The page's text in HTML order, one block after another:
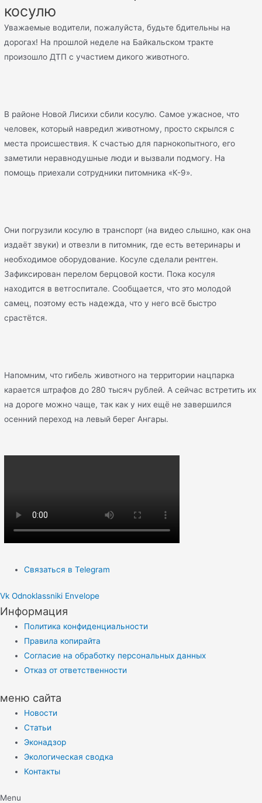
косулю
Уважаемые водители, пожалуйста, будьте бдительны на
дорогах! На прошлой неделе на Байкальском тракте
произошло ДТП с участием дикого животного.
В районе Новой Лисихи сбили косулю. Самое ужасное, что
человек, который навредил животному, просто скрылся с
места происшествия. К счастью для парнокопытного, его
заметили неравнодушные люди и вызвали подмогу. На
помощь приехали сотрудники питомника «К-9».
Они погрузили косулю в транспорт (на видео слышно, как она
издаёт звуки) и отвезли в питомник, где есть ветеринары и
необходимое оборудование. Косуле сделали рентген.
Зафиксирован перелом берцовой кости. Пока косуля
находится в ветгоспитале. Сообщается, что это молодой
самец, поэтому есть надежда, что у него всё быстро
срастётся.
Напомним, что гибель животного на территории нацпарка
карается штрафов до 280 тысяч рублей. А сейчас встретить их
на дороге можно чаще, так как у них ещё не завершился
осенний переход на левый берег Ангары.
Связаться в Telegram
Vk Odnoklassniki Envelope
Информация
Политика конфиденциальности
Правила копирайта
Согласие на обработку персональных данных
Отказ от ответственности
меню сайта
Новости
Статьи
Эконадзор
Экологическая сводка
Контакты
Menu